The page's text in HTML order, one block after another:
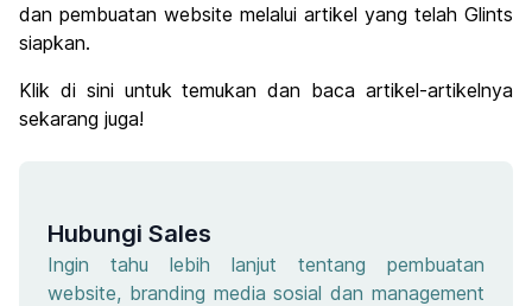
dan pembuatan website melalui artikel yang telah Glints
siapkan.
Klik di sini untuk temukan dan baca artikel-artikelnya
sekarang juga!
Hubungi Sales
Ingin tahu lebih lanjut tentang pembuatan
website, branding media sosial dan management